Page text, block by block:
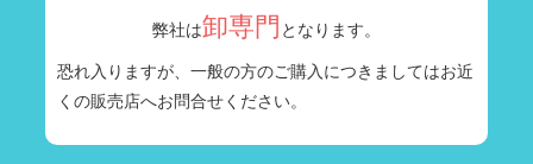
弊社は卸専門 となります。
恐れ入りますが、一般の方のご購入につきましてはお近
くの販売店へお問合せください。